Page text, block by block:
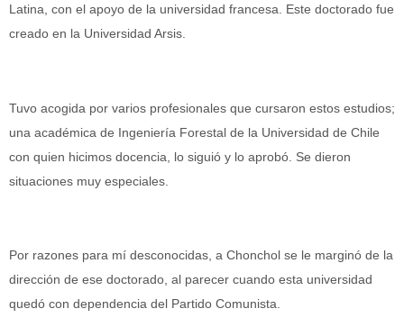
Latina, con el apoyo de la universidad francesa. Este doctorado fue
creado en la Universidad Arsis.
Tuvo acogida por varios profesionales que cursaron estos estudios;
una académica de Ingeniería Forestal de la Universidad de Chile
con quien hicimos docencia, lo siguió y lo aprobó. Se dieron
situaciones muy especiales.
Por razones para mí desconocidas, a Chonchol se le marginó de la
dirección de ese doctorado, al parecer cuando esta universidad
quedó con dependencia del Partido Comunista.